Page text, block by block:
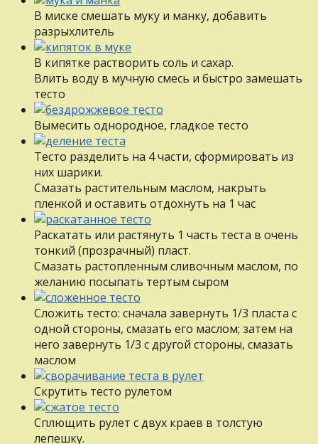
В миске смешать муку и манку, добавить
разрыхлитель
В кипятке растворить соль и сахар.
Влить воду в мучную смесь и быстро замешать
тесто
Вымесить однородное, гладкое тесто
Тесто разделить на 4 части, сформировать из
них шарики.
Смазать растительным маслом, накрыть
пленкой и оставить отдохнуть на 1 час
Раскатать или растянуть 1 часть теста в очень
тонкий (прозрачный) пласт.
Смазать растопленным сливочным маслом, по
желанию посыпать тертым сыром
Сложить тесто: сначала завернуть 1/3 пласта с
одной стороны, смазать его маслом; затем на
него завернуть 1/3 с другой стороны, смазать
маслом
Скрутить тесто рулетом
Сплющить рулет с двух краев в толстую
лепешку.